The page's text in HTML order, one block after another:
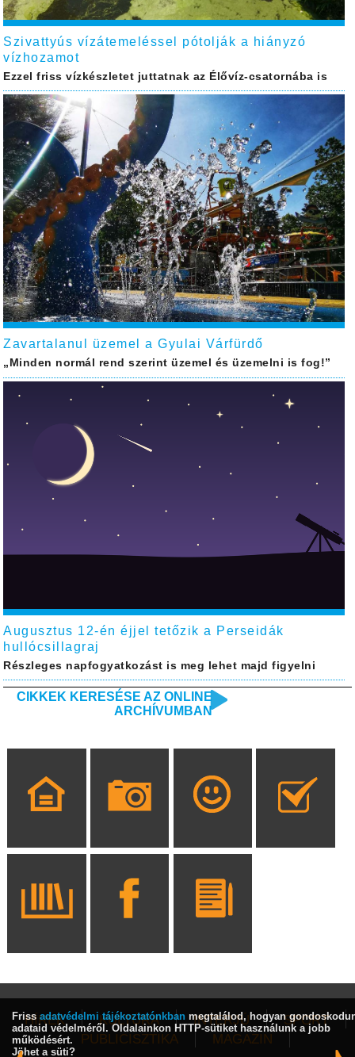
Szivattyús vízátemeléssel pótolják a hiányzó
vízhozamot
Ezzel friss vízkészletet juttatnak az Élővíz-csatornába is
Zavartalanul üzemel a Gyulai Várfürdő
„Minden normál rend szerint üzemel és üzemelni is fog!”
Augusztus 12-én éjjel tetőzik a Perseidák
hullócsillagraj
Részleges napfogyatkozást is meg lehet majd figyelni
CIKKEK KERESÉSE AZ ONLINE
ARCHÍVUMBAN
HÍREK KULTÚRA INTERJÚ
SPORT
PUBLICISZTIKA
MAGAZIN
Friss adatvédelmi tájékoztatónkban megtalálod, hogyan
adataid védelméről. Oldalainkon HTTP-sütiket használunk a jobb
működésért.
Jöhet a süti?